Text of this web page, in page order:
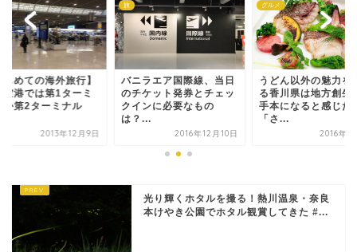
外旅行】
1ターミ
ミナル
年12月9日
旅
バニラエア国際線、当日
のチケット発券とチェッ
クインに必要なもの
2016年12月10日
グルメ
うどん以外の魅力をつく
る香川県は地方創生のお
手本になると感じた
2016年2月2日
光り輝くホタルを撮る！熱川温泉・奈良
本けやき公園でホタル観賞してきた #...